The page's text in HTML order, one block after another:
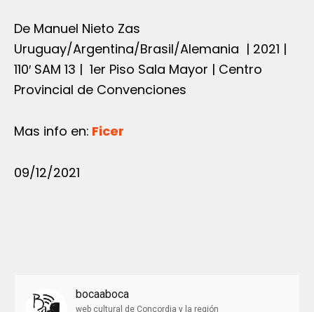
De Manuel Nieto Zas
Uruguay/Argentina/Brasil/Alemania | 2021 |
110′ SAM 13 | 1er Piso Sala Mayor | Centro
Provincial de Convenciones
Mas info en: Ficer
09/12/2021
bocaaboca
web cultural de Concordia y la región